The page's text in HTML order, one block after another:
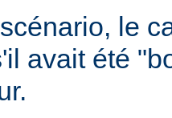
le
avait été